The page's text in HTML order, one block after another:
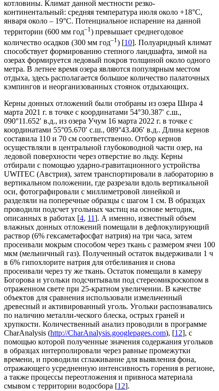
котловины. Климат данной местности резко-
континентальный: средняя температура июля около +18°С,
января около – 19°С. Потенциальное испарение на данной
территории (600 мм год–1 ) превышает среднегодовое
количество осадков (300 мм год–1) [10]. Полуаридный климат
способствует формированию степного ландшафта, зимой на
озерах формируется ледовый покров толщиной около одного
метра. В летнее время озера являются популярным местом
отдыха, здесь располагается большое количество палаточных
кэмпингов и неорганизованных стоянок отдыхающих.
Керны донных отложений были отобраны из озера Шира 4
марта 2021 г. в точке с координатами 54°30.387′ с.ш.,
090°11.652′ в.д., из озера Учум 16 марта 2022 г. в точке с
координатами 55°05.670′ с.ш., 089°43.406′ в.д.. Длина кернов
составила 110 и 70 см соответственно. Отбор кернов
осуществляли в центральной глубоководной части озер, на
ледовой поверхности через отверстие во льду. Керны
отбирали с помощью ударно-гравитационного устройства
UWITEC (Австрия), затем транспортировали в лабораторию в
вертикальном положении, где разрезали вдоль вертикальной
оси, фотографировали с миллиметровой линейкой и
разделяли на поперечные образцы с шагом 1 см. В образцах
проводили подсчет угольных частиц на основе методик,
описанных в работах [4, 11]. А именно, известный объем
влажных донных отложений помещали в дефлокулирующий
раствор (6% гексаметафосфат натрия) на три часа, затем
просеивали мокрым способом через ткань с размером ячеи 100
мкм (мельничный газ). Полученный остаток выдерживали 1 ч
в 6% гипохлорите натрия для отбеливания и снова
просеивали через ту же ткань. Остаток помещали в камеру
Богорова и угольки подсчитывали под стереомикроскопом в
отраженном свете при 25-кратном увеличении. В качестве
объектов для сравнения использовали измельченный
древесный и активированный уголь. Угольки распознавались
по наличию металли-ческого блеска, острых граней и
хрупкости. Количественный анализ проводили в программе
CharAnalysis (http://CharAnalysis.googlepages.com), [12], с
помощью которой полученные значения содержания угольков
в образцах интерполировали через равные промежутки
времени, и проводили сглаживание для выявления фона,
отражающего усредненную интенсивность горения в регионе,
а также процессы переотложения и привноса материала
смывом с территории водосбора [12].